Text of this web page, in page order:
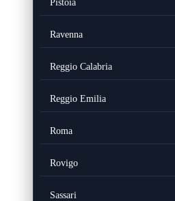
Pistoia
Ravenna
Reggio Calabria
Reggio Emilia
Roma
Rovigo
Sassari